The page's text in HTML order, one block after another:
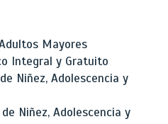
Mayores
Integral y Gratuito
Niñez, Adolescencia y
Niñez, Adolescencia y